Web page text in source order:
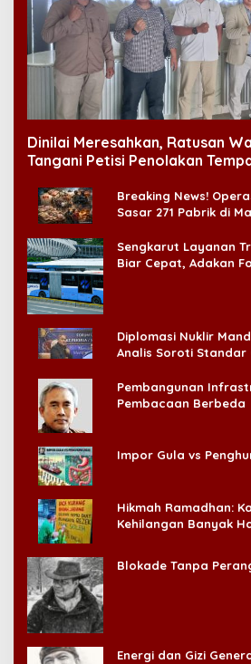
Dinilai Meresahkan, Ratusan
Tangani Petisi Penolakan
Breaking News!
Sasar 271 Pabrik di
Sengkarut Layanan
Biar Cepat, Adakan
Diplomasi Nuklir
Analis Soroti Standar
Pembangunan
Pembacaan Berbeda
Impor Gula vs
Hikmah Ramadhan:
Kehilangan Banyak
Blokade Tanpa
Energi dan Gizi